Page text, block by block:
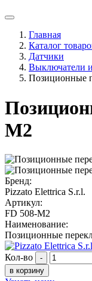
Главная
Каталог
Датчики
Выключатели
Позиционные
M2
Бренд:
Pizzato Elettrica S.r.l.
Артикул:
FD 508-M2
Наименование:
Позиционные
Кол-во -
в корзину